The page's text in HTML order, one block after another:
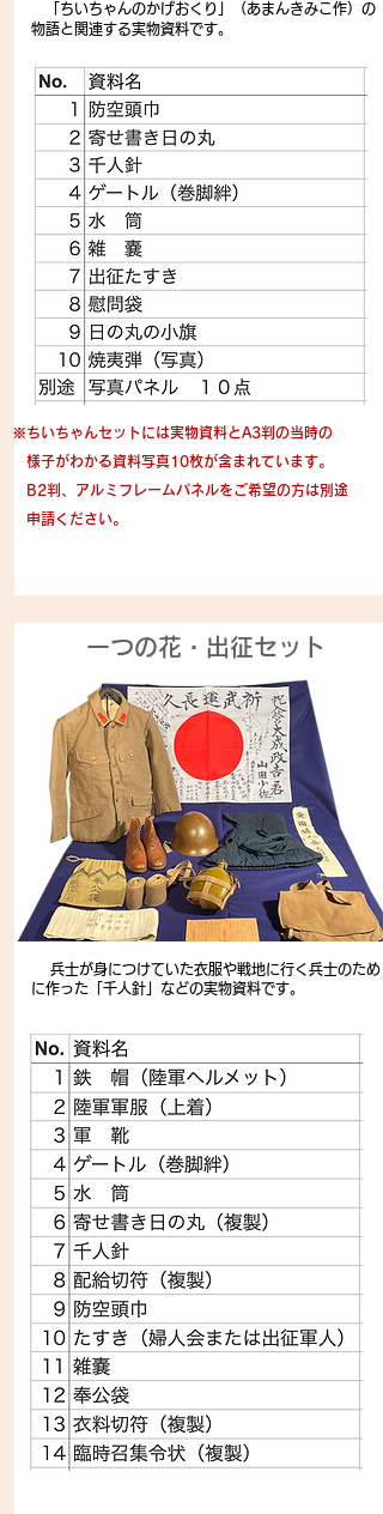
「ちいちゃんのかげおくり」（あまんきみこ作）の
物語と関連する実物資料です。
​一つの花・出征セット
兵士が身につけていた衣服や戦地に行く兵士のため
に作った「千人針」などの実物資料です。
※ちいちゃんセットには実物資料とA3判の当時の
​ 様子がわかる資料写真10枚が含まれています。
B2判、​アルミフレームパネルをご希望の方は別途
申請ください。